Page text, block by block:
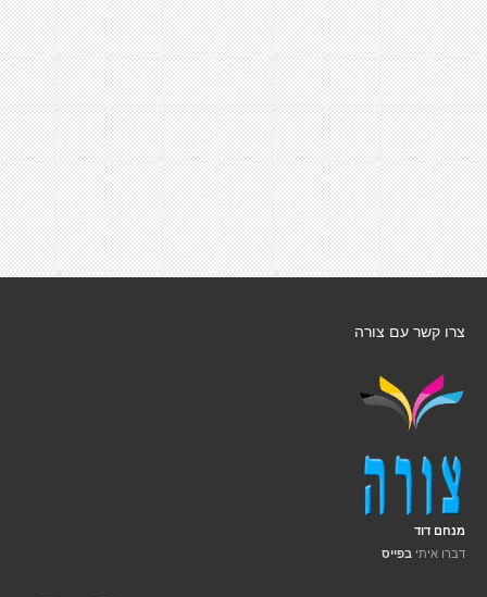
צרו קשר עם צורה
מנחם דוד
דברו איתי בפייס